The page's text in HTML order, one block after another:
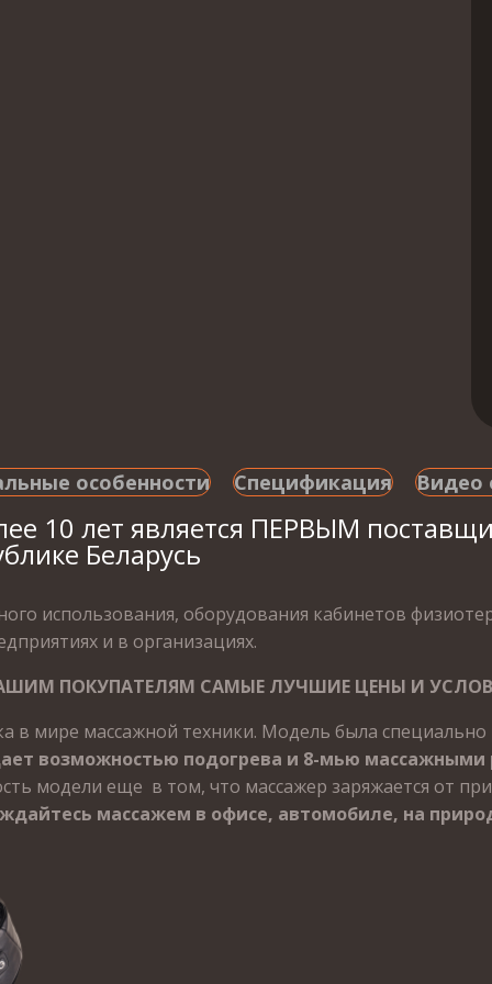
особенности Спецификация Видео
10 лет является ПЕРВЫМ
Беларусь
использования, оборудования кабинетов
и в организациях.
ПОКУПАТЕЛЯМ САМЫЕ ЛУЧШИЕ ЦЕНЫ И
в мире массажной техники. Модель была
возможностью подогрева и 8-мью
модели еще в том, что массажер заряжается от
массажем в офисе, автомобиле, на